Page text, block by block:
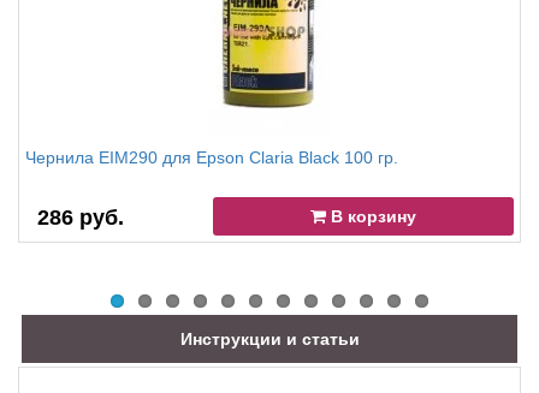
Чернила EIM290 для Epson Claria Black 100 гр.
286 руб. В корзину
Инструкции и статьи